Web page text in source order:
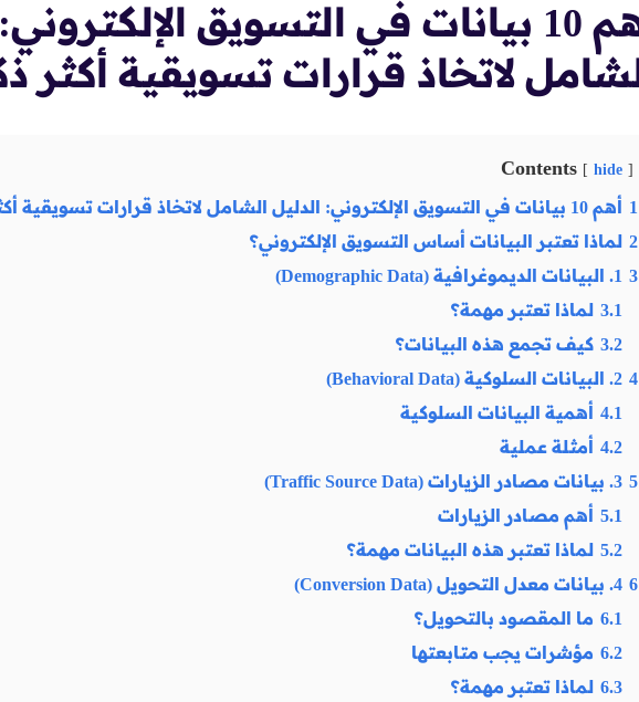
أهم 10 بيانات في التسويق
الشامل لاتخاذ قرارات تسويقية أكثر
Contents hide
1
أهم 10 بيانات في التسويق الإلكتروني: الدليل الشامل لاتخاذ قرارات تسويقية أكثر ذكاءً
2 لماذا تعتبر البيانات أساس التسويق الإلكتروني؟
3 1. البيانات الديموغرافية (Demographic Data)
3.1 لماذا تعتبر مهمة؟
3.2 كيف تجمع هذه البيانات؟
4 2. البيانات السلوكية (Behavioral Data)
4.1
أهمية البيانات السلوكية
4.2
أمثلة عملية
5 3. بيانات مصادر الزيارات (Traffic Source Data)
5.1
أهم مصادر الزيارات
5.2 لماذا تعتبر هذه البيانات مهمة؟
6 4. بيانات معدل التحويل (Conversion Data)
6.1 ما المقصود بالتحويل؟
6.2 مؤشرات يجب متابعتها
6.3 لماذا تعتبر مهمة؟